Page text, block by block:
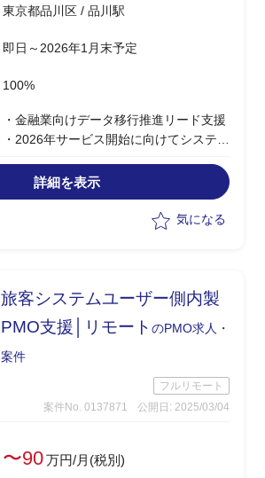
東京都品川区 / 品川駅
即日～2026年1月末予定
100%
・金融業向けデータ移行推進リード支援
・2026年サービス開始に向けてシステム
・他システムからのデータ移行、システ
ム切替を計画統制
・データ移行、システム切替の計画、調
詳細を表示
気になる
旅客システムユーザー側内製
PMO支援│リモート のPMO求人・
案件
フルリモート
案件No. 0137871
公開日: 2025/03/04
〜90万円/月(税別)